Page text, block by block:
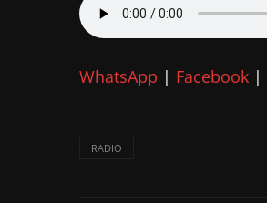
WhatsApp | Facebook |
RADIO